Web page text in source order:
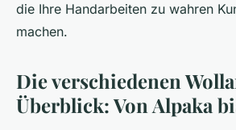
die Ihre Handarbeiten zu wahren
machen.
Die verschiedenen
Überblick: Von Alpaka